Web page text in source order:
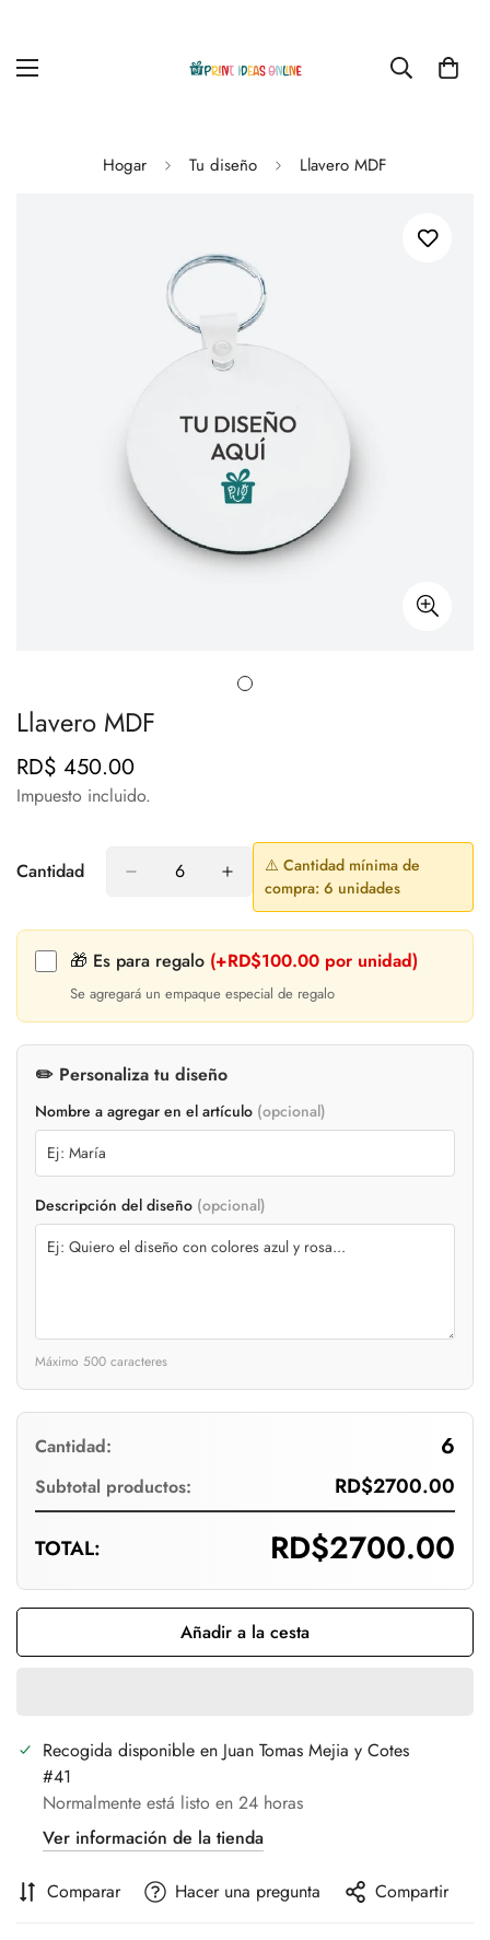
Hogar Tu diseño Llavero MDF
Llavero MDF
Precio
regular
RD$ 450.00
Impuesto incluido.
Cantidad
⚠️ Cantidad mínima de
compra: 6 unidades
🎁 Es para regalo (+RD$100.00 por unidad)
Se agregará un empaque especial de regalo
✏️ Personaliza tu diseño
Nombre a agregar en el artículo (opcional)
Descripción del diseño (opcional)
Máximo 500 caracteres
Cantidad: 6
Subtotal productos: RD$2700.00
TOTAL: RD$2700.00
Añadir a la cesta
Recogida disponible en Juan Tomas Mejia y Cotes
#41
Normalmente está listo en 24 horas
Ver información de la tienda
Comparar Hacer una pregunta Compartir
Confirm your age
Are you 18 years old or older?
No, I'm not Yes, I am